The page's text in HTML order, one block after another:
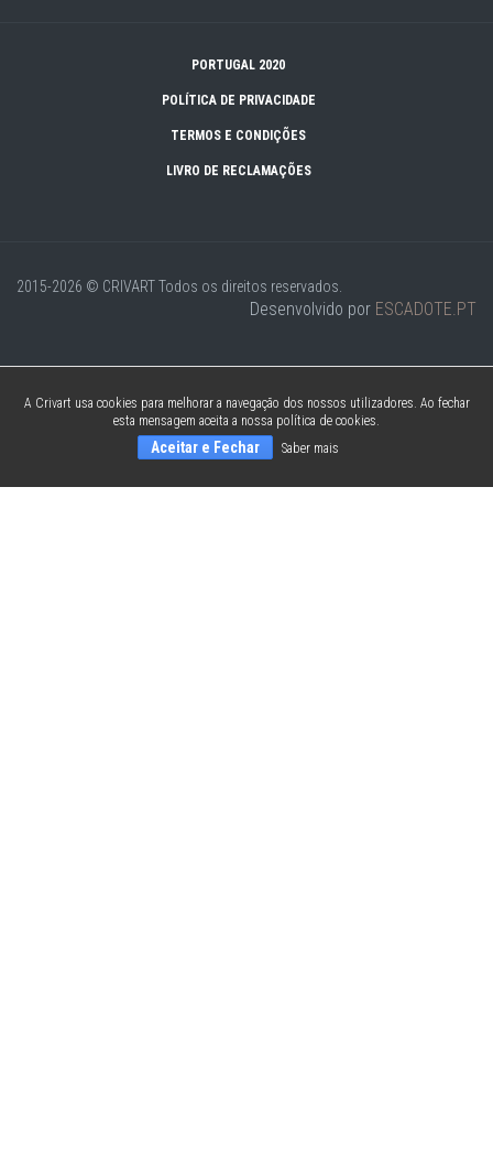
PORTUGAL 2020
POLÍTICA DE PRIVACIDADE
TERMOS E CONDIÇÕES
LIVRO DE RECLAMAÇÕES
2015-2026 © CRIVARTTodos os direitos reservados.
Desenvolvido por ESCADOTE.PT
A Crivart usa cookies para melhorar a navegação dos nossos utilizadores. Ao fechar
esta mensagem aceita a nossa política de cookies.
Aceitar e Fechar Saber mais